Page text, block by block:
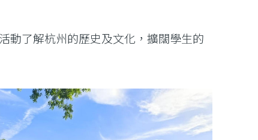
動了解杭州的歷史及文化，擴闊學生的